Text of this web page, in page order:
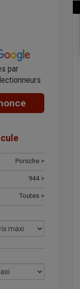
par
Porsche >
944 >
Toutes >